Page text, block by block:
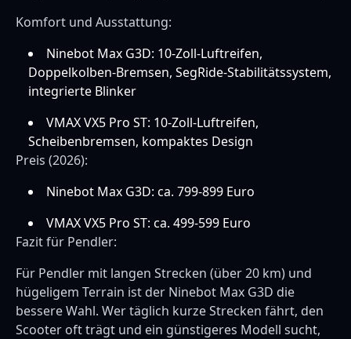
Komfort und Ausstattung:
Ninebot Max G3D: 10-Zoll-Luftreifen,
Doppelkolben-Bremsen, SegRide-Stabilitätssystem,
integrierte Blinker
VMAX VX5 Pro ST: 10-Zoll-Luftreifen,
Scheibenbremsen, kompaktes Design
Preis (2026):
Ninebot Max G3D: ca. 799-899 Euro
VMAX VX5 Pro ST: ca. 499-599 Euro
Fazit für Pendler:
Für Pendler mit langen Strecken (über 20 km) und
hügeligem Terrain ist der Ninebot Max G3D die
bessere Wahl. Wer täglich kurze Strecken fährt, den
Scooter oft trägt und ein günstigeres Modell sucht,